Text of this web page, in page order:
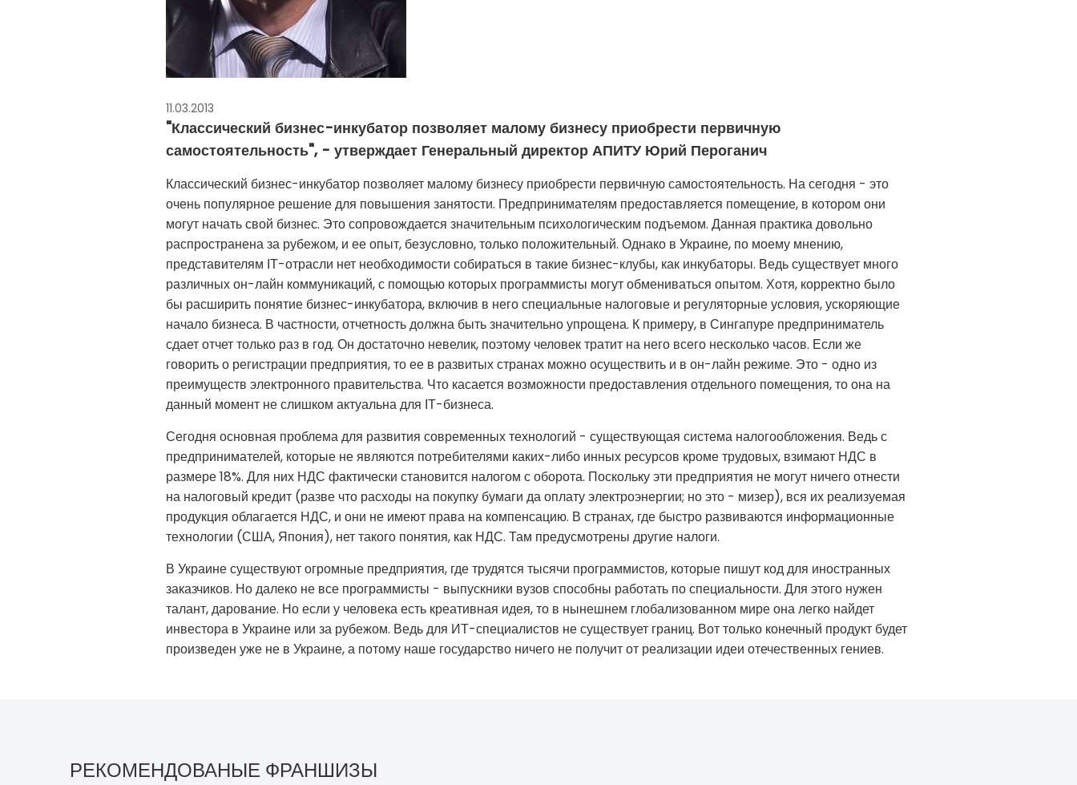
11.03.2013
"Классический бизнес-инкубатор позволяет малому бизнесу приобрести первичную
самостоятельность", - утверждает Генеральный директор АПИТУ Юрий Пероганич
Классический бизнес-инкубатор позволяет малому бизнесу приобрести первичную самостоятельность. На сегодня - это
очень популярное решение для повышения занятости. Предпринимателям предоставляется помещение, в котором они
могут начать свой бизнес. Это сопровождается значительным психологическим подъемом. Данная практика довольно
распространена за рубежом, и ее опыт, безусловно, только положительный. Однако в Украине, по моему мнению,
представителям ІТ-отрасли нет необходимости собираться в такие бизнес-клубы, как инкубаторы. Ведь существует много
различных он-лайн коммуникаций, с помощью которых программисты могут обмениваться опытом. Хотя, корректно было
бы расширить понятие бизнес-инкубатора, включив в него специальные налоговые и регуляторные условия, ускоряющие
начало бизнеса. В частности, отчетность должна быть значительно упрощена. К примеру, в Сингапуре предприниматель
сдает отчет только раз в год. Он достаточно невелик, поэтому человек тратит на него всего несколько часов. Если же
говорить о регистрации предприятия, то ее в развитых странах можно осуществить и в он-лайн режиме. Это - одно из
преимуществ электронного правительства. Что касается возможности предоставления отдельного помещения, то она на
данный момент не слишком актуальна для ІТ-бизнеса.
Сегодня основная проблема для развития современных технологий - существующая система налогообложения. Ведь с
предпринимателей, которые не являются потребителями каких-либо инных ресурсов кроме трудовых, взимают НДС в
размере 18%. Для них НДС фактически становится налогом с оборота. Поскольку эти предприятия не могут ничего отнести
на налоговый кредит (разве что расходы на покупку бумаги да оплату электроэнергии; но это - мизер), вся их реализуемая
продукция облагается НДС, и они не имеют права на компенсацию. В странах, где быстро развиваются информационные
технологии (США, Япония), нет такого понятия, как НДС. Там предусмотрены другие налоги.
В Украине существуют огромные предприятия, где трудятся тысячи программистов, которые пишут код для иностранных
заказчиков. Но далеко не все программисты - выпускники вузов способны работать по специальности. Для этого нужен
талант, дарование. Но если у человека есть креативная идея, то в нынешнем глобализованном мире она легко найдет
инвестора в Украине или за рубежом. Ведь для ИТ-специалистов не существует границ. Вот только конечный продукт будет
произведен уже не в Украине, а потому наше государство ничего не получит от реализации идеи отечественных гениев.
РЕКОМЕНДОВАНЫЕ ФРАНШИЗЫ